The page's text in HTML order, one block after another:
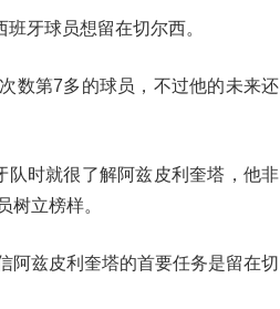
牙球员想留在切尔西。
数第7多的球员，不过他的未来还
队时就很了解阿兹皮利奎塔，他非
树立榜样。
阿兹皮利奎塔的首要任务是留在切